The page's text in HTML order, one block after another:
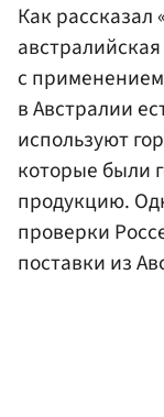
Как рассказал
с
в Австралии
используют
которые были
продукцию.
проверки
поставки из